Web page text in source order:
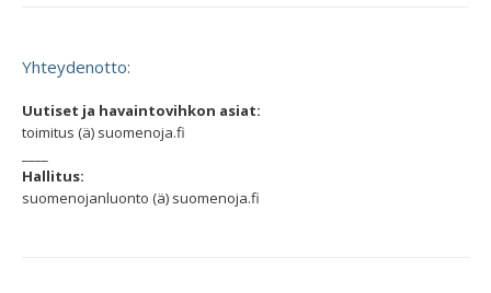
Yhteydenotto:
Uutiset ja havaintovihkon asiat:
toimitus (ä) suomenoja.fi
Hallitus:
suomenojanluonto (ä) suomenoja.fi